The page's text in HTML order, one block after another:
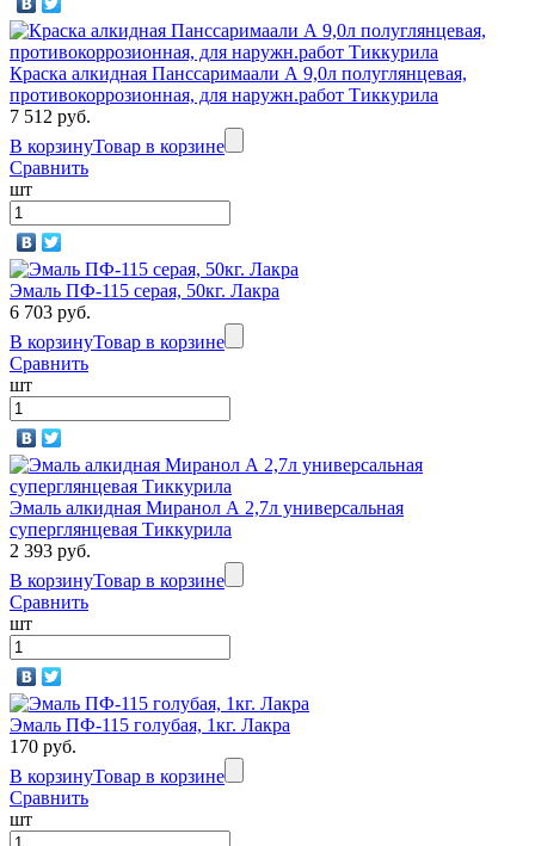
Краска алкидная Панссаримаали А 9,0л полуглянцевая,
противокоррозионная, для наружн.работ Тиккурила
7 512 руб.
В корзинуТовар в корзине
Сравнить
шт
Эмаль ПФ-115 серая, 50кг. Лакра
6 703 руб.
В корзинуТовар в корзине
Сравнить
шт
Эмаль алкидная Миранол А 2,7л универсальная
суперглянцевая Тиккурила
2 393 руб.
В корзинуТовар в корзине
Сравнить
шт
Эмаль ПФ-115 голубая, 1кг. Лакра
170 руб.
В корзинуТовар в корзине
Сравнить
шт